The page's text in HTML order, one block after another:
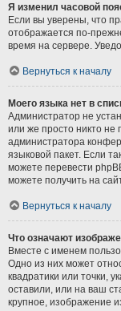
Я изменил часовой
Если вы уверены, что
отображается по-
время на сервере.
Вернуться к началу
Моего языка нет в
Администратор не
или же просто никто не
администратора
языковой пакет. Если
можете перевести
можете получить на
Вернуться к началу
Что означают
Вместе с именем
Одно из них может
квадратики или точки,
оставили, или на ваш
крупное, изображение